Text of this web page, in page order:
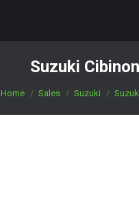
Suzuki
You are here:
Home Sales Suzuki